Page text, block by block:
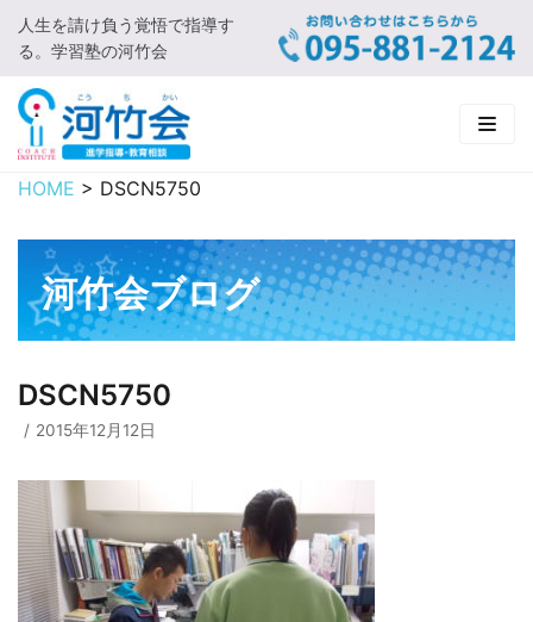
コ
ン
テ
ン
ツ
に
キ
プ
人生を請け負う覚悟で指導す
る。学習塾の河竹会
HOME
新着情報
□ お知らせ
河竹会について
□ 河竹会について
□ よくあるご質問
□ 小学部
□ 高校部
□ 有料体験指導
実 績
□ 2019年合格体験記
HOME > DSCN5750
河竹会ブログ
DSCN5750
2015年12月12日